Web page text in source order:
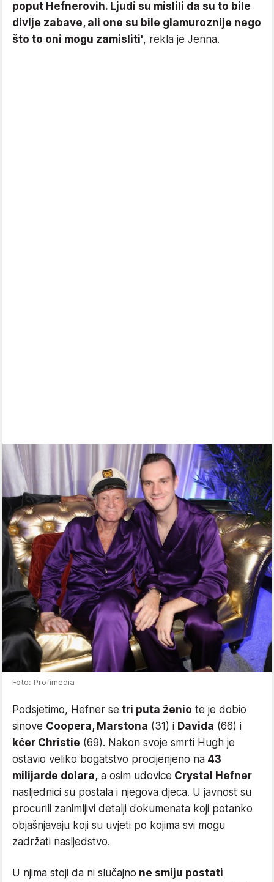
poput Hefnerovih. Ljudi su mislili da su to bile
divlje zabave, ali one su bile glamuroznije nego
što to oni mogu zamisliti', rekla je Jenna.
Foto: Profimedia
Podsjetimo, Hefner se tri puta ženio te je dobio
sinove Coopera, Marstona (31) i Davida (66) i
kćer Christie (69). Nakon svoje smrti Hugh je
ostavio veliko bogatstvo procijenjeno na 43
milijarde dolara, a osim udovice Crystal Hefner
nasljednici su postala i njegova djeca. U javnost su
procurili zanimljivi detalji dokumenata koji potanko
objašnjavaju koji su uvjeti po kojima svi mogu
zadržati nasljedstvo.
U njima stoji da ni slučajno ne smiju postati